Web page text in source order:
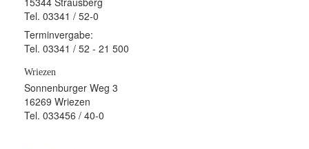
Tel. 03341 / 52-0
Terminvergabe:
Tel. 03341 / 52 - 21 500
Wriezen
Sonnenburger Weg 3
16269 Wriezen
Tel. 033456 / 40-0